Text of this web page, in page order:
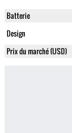
Batterie
Design
Prix du marché (USD)